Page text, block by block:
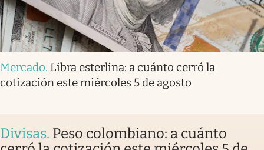
Mercado. Libra esterlina: a cuánto cerró la
cotización este miércoles 5 de agosto
Divisas. Peso colombiano: a cuánto